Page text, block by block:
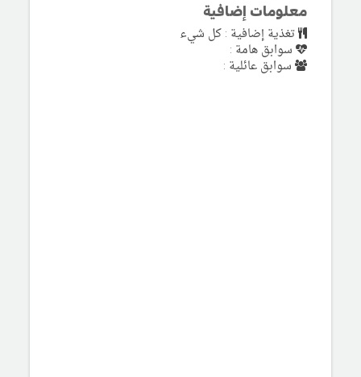
معلومات إضافية
تغذية إضافية : كل شيء
سوابق هامة :
سوابق عائلية :